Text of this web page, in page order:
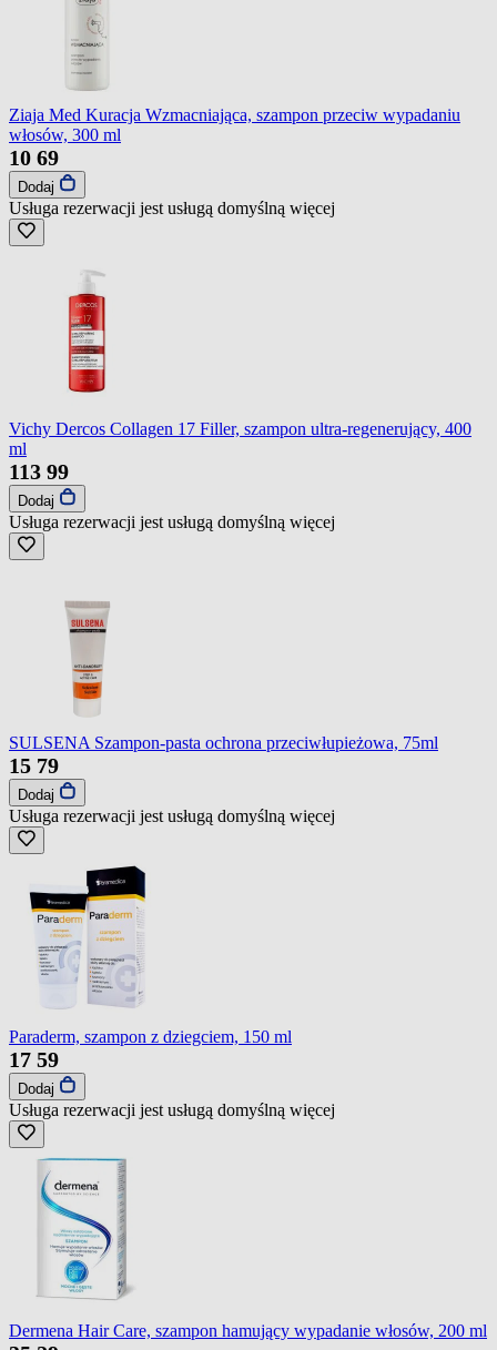
Ziaja Med Kuracja Wzmacniająca, szampon przeciw wypadaniu
włosów, 300 ml
10 69
Dodaj
Usługa rezerwacji jest usługą domyślną więcej
Vichy Dercos Collagen 17 Filler, szampon ultra-regenerujący, 400
ml
113 99
Dodaj
Usługa rezerwacji jest usługą domyślną więcej
SULSENA Szampon-pasta ochrona przeciwłupieżowa, 75ml
15 79
Dodaj
Usługa rezerwacji jest usługą domyślną więcej
Paraderm, szampon z dziegciem, 150 ml
17 59
Dodaj
Usługa rezerwacji jest usługą domyślną więcej
Dermena Hair Care, szampon hamujący wypadanie włosów, 200 ml